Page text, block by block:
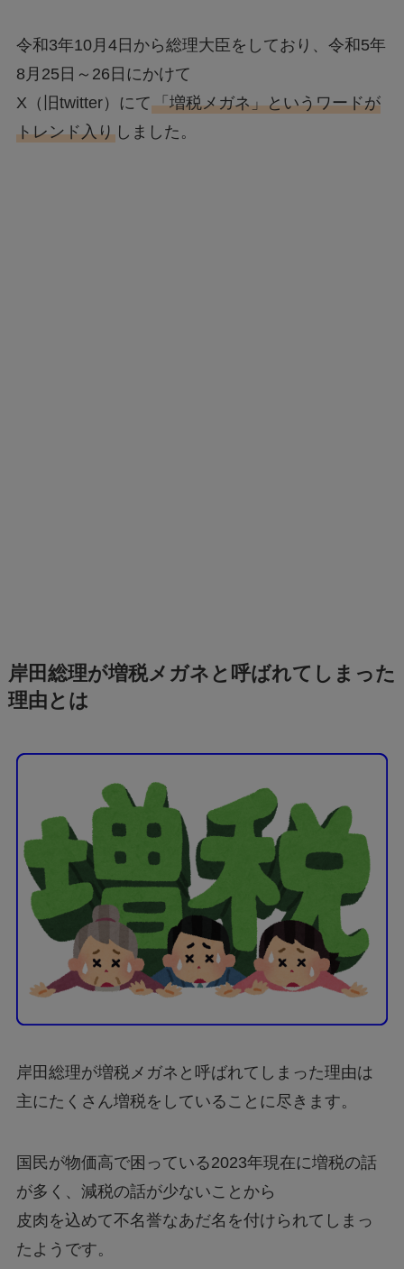
令和3年10月4日から総理大臣をしており、令和5年
8月25日～26日にかけて
X（旧twitter）にて「増税メガネ」というワードが
トレンド入りしました。
岸田総理が増税メガネと呼ばれてしまった
理由とは
岸田総理が増税メガネと呼ばれてしまった理由は
主にたくさん増税をしていることに尽きます。
国民が物価高で困っている2023年現在に増税の話
が多く、減税の話が少ないことから
皮肉を込めて不名誉なあだ名を付けられてしまっ
たようです。